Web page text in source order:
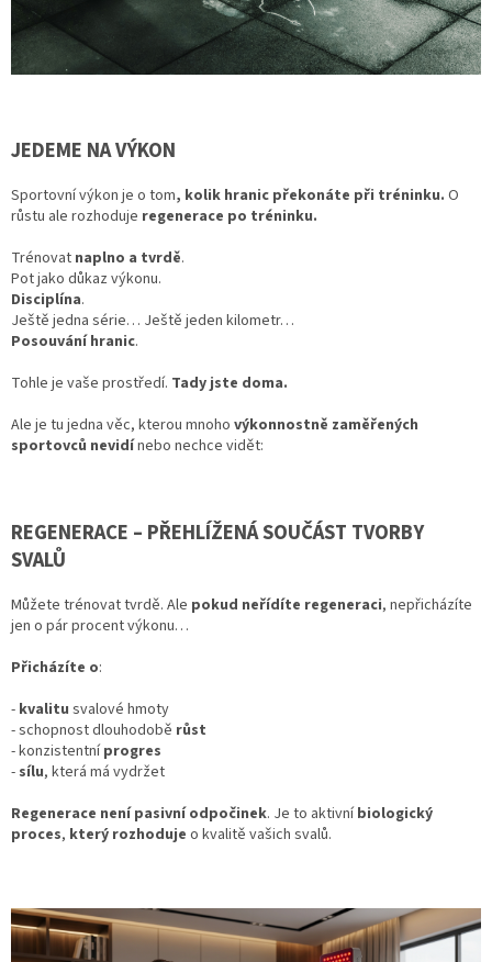
JEDEME NA VÝKON
Sportovní výkon je o tom, kolik hranic překonáte při tréninku. O
růstu ale rozhoduje regenerace po tréninku.
Trénovat naplno a tvrdě.
Pot jako důkaz výkonu.
Disciplína.
Ještě jedna série… Ještě jeden kilometr…
Posouvání hranic.
Tohle je vaše prostředí. Tady jste doma.
Ale je tu jedna věc, kterou mnoho výkonnostně zaměřených
sportovců nevidínebo nechce vidět:
REGENERACE – PŘEHLÍŽENÁ SOUČÁST TVORBY
SVALŮ
Můžete trénovat tvrdě. Ale pokud neřídíte regeneraci, nepřicházíte
jen o pár procent výkonu…
Přicházíte o:
- kvalitu svalové hmoty
- schopnost dlouhodobě růst
- konzistentníprogres
- sílu, která má vydržet
Regenerace není pasivní odpočinek. Je to aktivníbiologický
proces, který rozhoduje o kvalitě vašich svalů.